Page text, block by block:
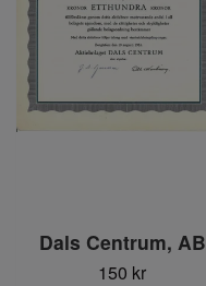
Dals Centrum, AB
150 kr